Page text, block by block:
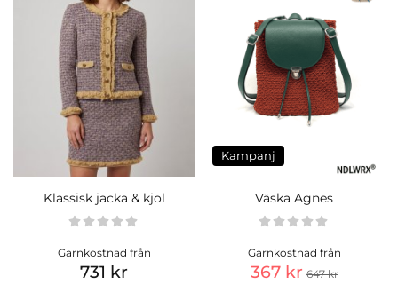
Klassisk jacka & kjol
Garnkostnad från
731 kr
Kampanj
Väska Agnes
Garnkostnad från
367 kr 647 kr